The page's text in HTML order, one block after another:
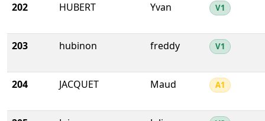
202 HUBERT Yvan V1
203 hubinon freddy V1
204 JACQUET Maud A1